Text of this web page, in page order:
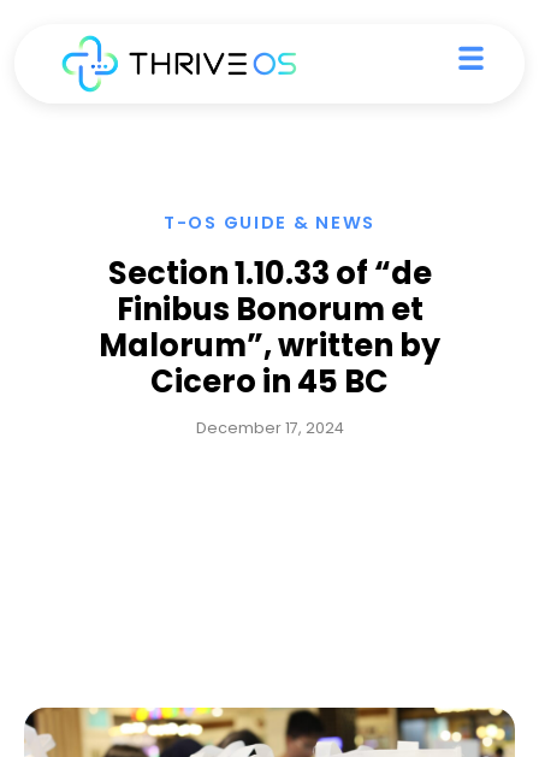
content
Menu
T-OS GUIDE & NEWS
Section 1.10.33 of “de
Finibus Bonorum et
Malorum”, written by
Cicero in 45 BC
December 17, 2024